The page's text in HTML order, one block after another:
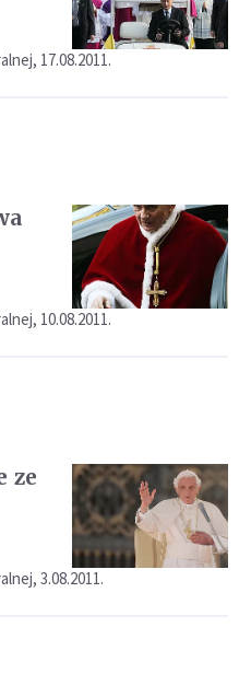
17.08.2011.
10.08.2011.
ze
3.08.2011.